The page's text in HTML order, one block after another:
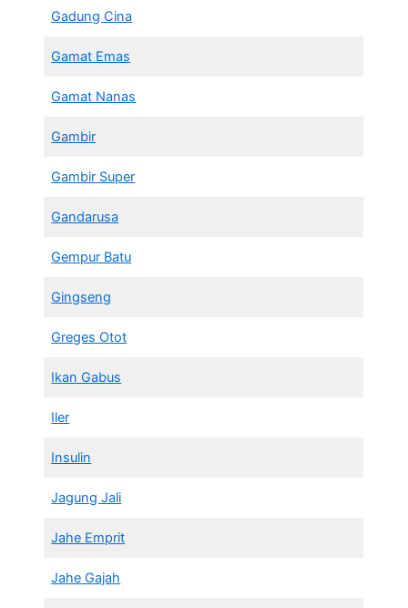
Gadung Cina
Gamat Emas
Gamat Nanas
Gambir
Gambir Super
Gandarusa
Gempur Batu
Gingseng
Greges Otot
Ikan Gabus
Iler
Insulin
Jagung Jali
Jahe Emprit
Jahe Gajah